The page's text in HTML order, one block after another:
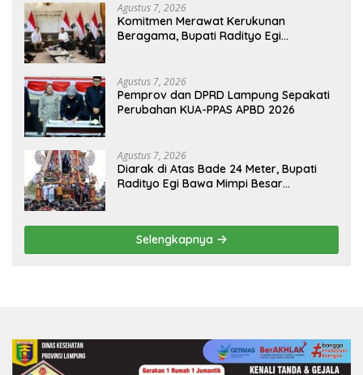
Agustus 7, 2026
Komitmen Merawat Kerukunan
Beragama, Bupati Radityo Egi
Agustus 7, 2026
Pemprov dan DPRD Lampung Sepakati
Perubahan KUA-PPAS APBD 2026
Agustus 7, 2026
Diarak di Atas Bade 24 Meter, Bupati
Radityo Egi Bawa Mimpi Besar
Selengkapnya